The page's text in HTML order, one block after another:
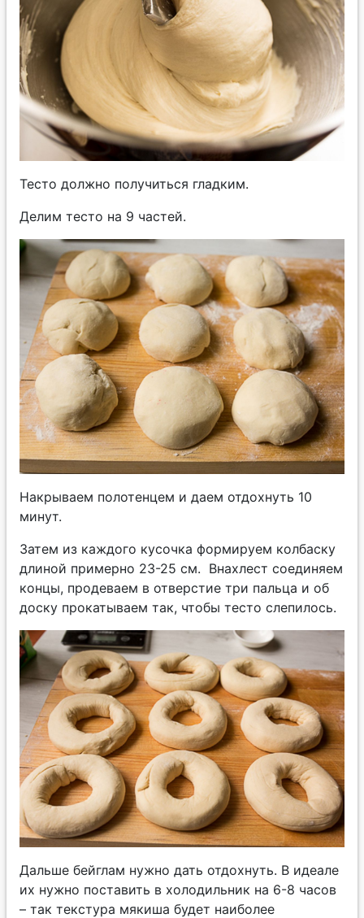
Тесто должно получиться гладким.
Делим тесто на 9 частей.
Накрываем полотенцем и даем отдохнуть 10
минут.
Затем из каждого кусочка формируем колбаску
длиной примерно 23-25 см. Внахлест соединяем
концы, продеваем в отверстие три пальца и об
доску прокатываем так, чтобы тесто слепилось.
Дальше бейглам нужно дать отдохнуть. В идеале
их нужно поставить в холодильник на 6-8 часов
– так текстура мякиша будет наиболее